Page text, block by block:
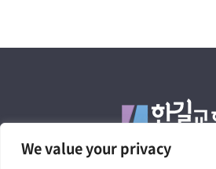
We value your privacy